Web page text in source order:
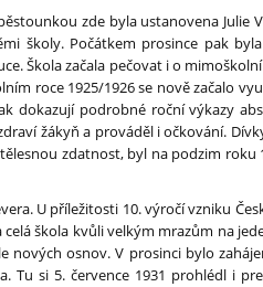
zde byla ustanovena Julie
školy. Počátkem prosince pak
Škola začala pečovat i o
roce 1925/1926 se nově začalo
dokazují podrobné roční výkazy
žákyň a prováděl i očkování.
zdatnost, byl na podzim roku
U příležitosti 10. výročí vzniku
škola kvůli velkým mrazům na
nových osnov. V prosinci bylo
Tu si 5. července 1931 prohlédl i